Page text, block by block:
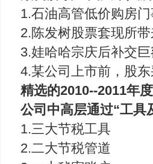
1.石油高管低价购房
2.陈发树股票套现所
3.娃哈哈宗庆后补交
4.某公司上市前，股
精选的2010--2011年
公司中高层通过“工具
1.三大节税工具
2.二大节税管道